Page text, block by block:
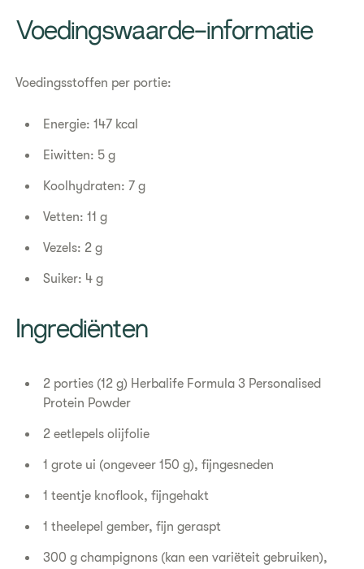
​Voedingswaarde-informatie
Voedingsstoffen per portie:
Energie: 147 kcal
Eiwitten: 5 g
Koolhydraten: 7 g
Vetten: 11 g
Vezels: 2 g
Suiker: 4 g
Ingrediënten
2 porties (12 g) Herbalife Formula 3 Personalised
Protein Powder
2 eetlepels olijfolie
1 grote ui (ongeveer 150 g), fijngesneden
1 teentje knoflook, fijngehakt
1 theelepel gember, fijn geraspt
300 g champignons (kan een variëteit gebruiken),